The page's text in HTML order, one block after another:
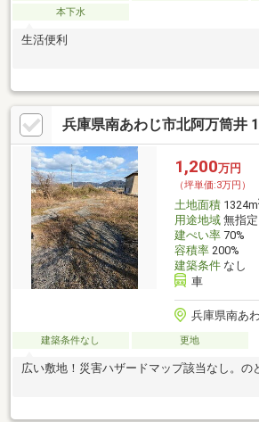
本下水
生活便利
兵庫県南あわじ市北阿万筒井
1,200万円
（坪単価:3万円）
土地面積1324m
用途地域無指定
建ぺい率70%
容積率200%
建築条件なし
車
兵庫県南あ
建築条件なし 更地
広い敷地！災害ハザードマップ該当なし。の